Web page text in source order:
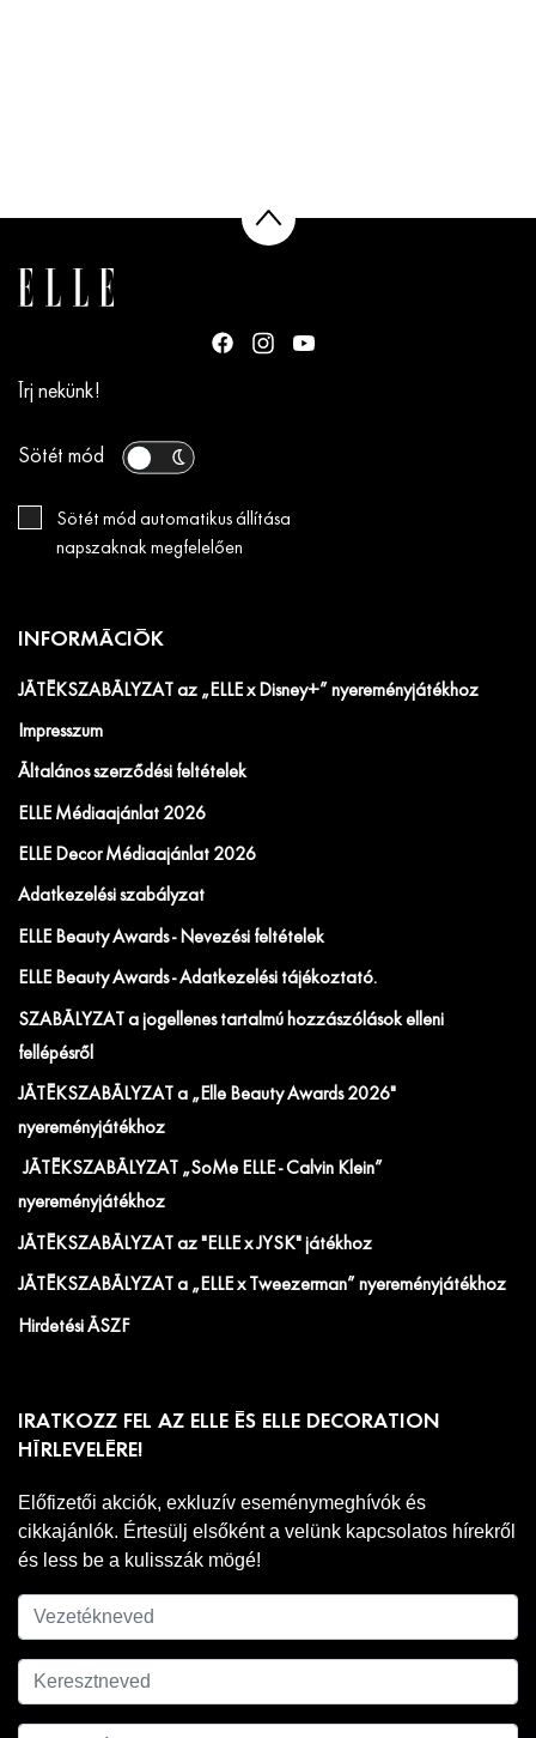
Írj nekünk!
Sötét mód
Sötét mód automatikus állítása
napszaknak megfelelően
INFORMÁCIÓK
JÁTÉKSZABÁLYZAT az „ELLE x Disney+” nyereményjátékhoz
Impresszum
Általános szerződési feltételek
ELLE Médiaajánlat 2026
ELLE Decor Médiaajánlat 2026
Adatkezelési szabályzat
ELLE Beauty Awards - Nevezési feltételek
ELLE Beauty Awards - Adatkezelési tájékoztató.
SZABÁLYZAT a jogellenes tartalmú hozzászólások elleni
fellépésről
JÁTÉKSZABÁLYZAT a „Elle Beauty Awards 2026"
nyereményjátékhoz
JÁTÉKSZABÁLYZAT „SoMe ELLE - Calvin Klein”
nyereményjátékhoz
JÁTÉKSZABÁLYZAT az "ELLE x JYSK" játékhoz
JÁTÉKSZABÁLYZAT a „ELLE x Tweezerman” nyereményjátékhoz
Hirdetési ÁSZF
IRATKOZZ FEL AZ ELLE ÉS ELLE DECORATION
HÍRLEVELÉRE!
Előfizetői akciók, exkluzív eseménymeghívók és
cikkajánlók. Értesülj elsőként a velünk kapcsolatos hírekről
és less be a kulisszák mögé!